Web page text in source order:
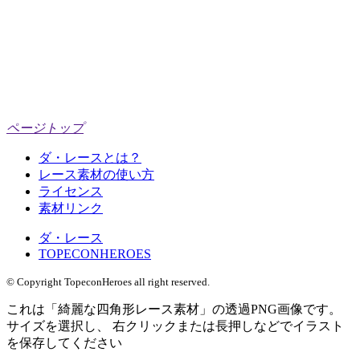
ページトップ
ダ・レースとは？
レース素材の使い方
ライセンス
素材リンク
ダ・レース
TOPECONHEROES
© Copyright TopeconHeroes all right reserved.
これは「 綺麗な四角形レース素材 」の透過PNG画像です。
サイズを選択し、 右クリックまたは長押しなどでイラスト
を保存してください